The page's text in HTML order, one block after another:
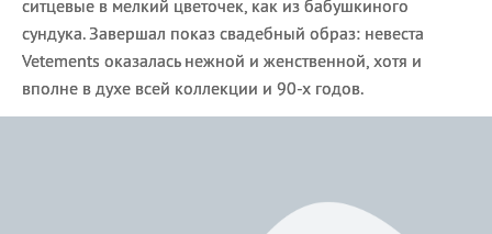
ситцевые в мелкий цветочек, как из бабушкиного
сундука. Завершал показ свадебный образ: невеста
Vetements оказалась нежной и женственной, хотя и
вполне в духе всей коллекции и 90-х годов.